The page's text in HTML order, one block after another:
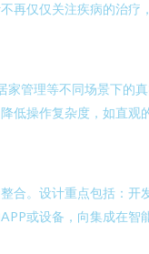
再仅仅关注疾病的治疗
管理等不同场景下的
低操作复杂度，如直观
合。设计重点包括：开
或设备，向集成在智